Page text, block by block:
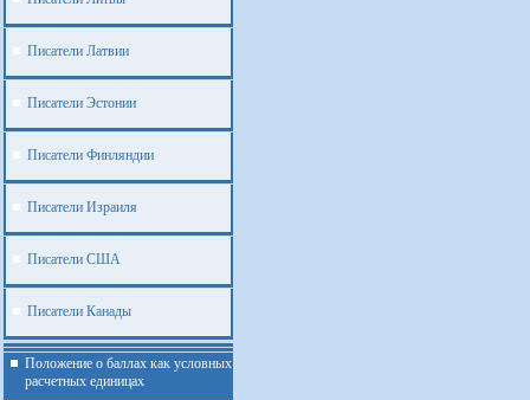
Писатели Латвии
Писатели Эстонии
Писатели Финляндии
Писатели Израиля
Писатели США
Писатели Канады
Положение о баллах как условных
расчетных единицах